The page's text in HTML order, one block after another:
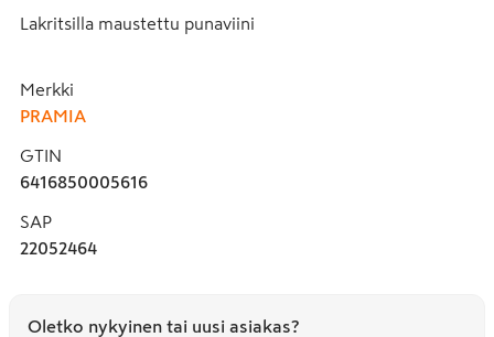
Lakritsilla maustettu punaviini
Merkki
PRAMIA
GTIN
6416850005616
SAP
22052464
Oletko nykyinen tai uusi asiakas?